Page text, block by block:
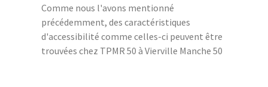
Comme nous l'avons mentionné
précédemment, des caractéristiques
d'accessibilité comme celles-ci peuvent être
trouvées chez TPMR 50 à Vierville Manche 50